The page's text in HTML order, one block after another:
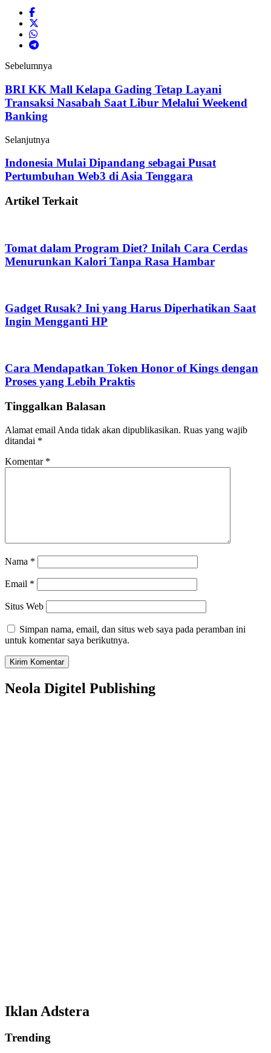
Sebelumnya
BRI KK Mall Kelapa Gading Tetap Layani
Transaksi Nasabah Saat Libur Melalui Weekend
Banking
Selanjutnya
Indonesia Mulai Dipandang sebagai Pusat
Pertumbuhan Web3 di Asia Tenggara
Artikel Terkait
Tomat dalam Program Diet? Inilah Cara Cerdas
Menurunkan Kalori Tanpa Rasa Hambar
Gadget Rusak? Ini yang Harus Diperhatikan Saat
Ingin Mengganti HP
Cara Mendapatkan Token Honor of Kings dengan
Proses yang Lebih Praktis
Tinggalkan Balasan
Alamat email Anda tidak akan dipublikasikan. Ruas yang wajib
ditandai *
Komentar *
Nama *
Email *
Situs Web
Simpan nama, email, dan situs web saya pada peramban ini
untuk komentar saya berikutnya.
Neola Digitel Publishing
Iklan Adstera
Trending